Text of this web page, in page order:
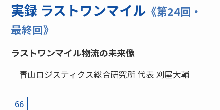
実録 ラストワンマイル 《第24回・
最終回》
ラストワンマイル物流の未来像
青山ロジスティクス総合研究所 代表 刈屋大輔
66